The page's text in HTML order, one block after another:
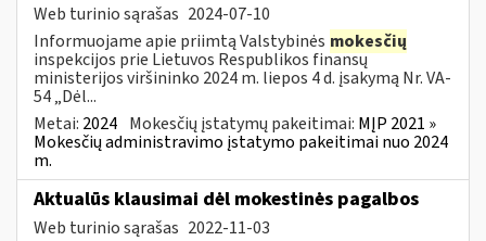
Web turinio sąrašas 2024-07-10
Informuojame apie priimtą Valstybinės mokesčių
inspekcijos prie Lietuvos Respublikos finansų
ministerijos viršininko 2024 m. liepos 4 d. įsakymą Nr. VA-
54 „Dėl...
Metai: 2024 Mokesčių įstatymų pakeitimai: MĮP 2021 »
Mokesčių administravimo įstatymo pakeitimai nuo 2024
m.
Aktualūs klausimai dėl mokestinės pagalbos
Web turinio sąrašas 2022-11-03